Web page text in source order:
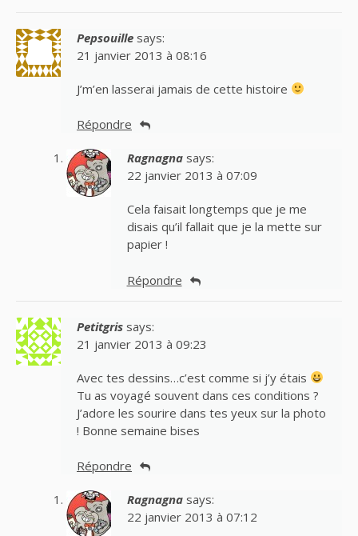
Pepsouille says:
21 janvier 2013 à 08:16
J’m’en lasserai jamais de cette histoire
Répondre
Ragnagna says:
22 janvier 2013 à 07:09
Cela faisait longtemps que je me
disais qu’il fallait que je la mette sur
papier !
Répondre
Petitgris says:
21 janvier 2013 à 09:23
Avec tes dessins…c’est comme si j’y étais
Tu as voyagé souvent dans ces conditions ?
J’adore les sourire dans tes yeux sur la photo
! Bonne semaine bises
Répondre
Ragnagna says:
22 janvier 2013 à 07:12